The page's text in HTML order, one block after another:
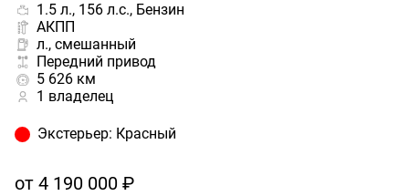
1.5 л., 156 л.с., Бензин
АКПП
л., смешанный
Передний привод
5 626 км
1 владелец
Экстерьер: Красный
от 4 190 000 ₽